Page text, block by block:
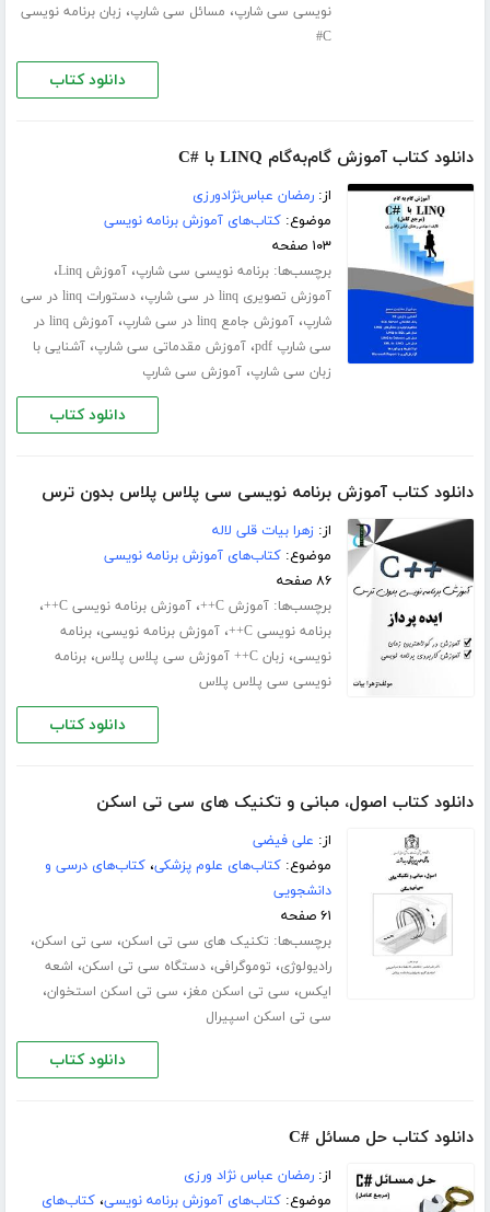
نویسی سی شارپ، مسائل سی شارپ، زبان برنامه نویسی
C#
دانلود کتاب
دانلود کتاب آموزش گام‌به‌گام LINQ با #C
از:رمضان عباس‌نژادورزی
موضوع:کتاب‌های آموزش برنامه نویسی
۱۰۳ صفحه
برچسب‌ها:برنامه نویسی سی شارپ،آموزش Linq ،
آموزش تصویری linq در سی شارپ ،
دستورات linq در سی
شارپ،آموزش جامع linq در سی شارپ ،
آموزش linq در
سی شارپ pdf
،آموزش مقدماتی سی شارپ،آشنایی با
زبان سی شارپ،آموزش سی شارپ
دانلود کتاب
دانلود کتاب آموزش برنامه نویسی سی پلاس پلاس بدون ترس
از:زهرا بیات قلی لاله
موضوع:کتاب‌های آموزش برنامه نویسی
۸۶ صفحه
برچسب‌ها:آموزش C++ ،آموزش برنامه نویسی C++ ،
برنامه نویسی C++ ،آموزش برنامه نویسی،برنامه
نویسی، زبان C++ آموزش سی پلاس پلاس ،برنامه
نویسی سی پلاس پلاس
دانلود کتاب
دانلود کتاب اصول، مبانی و تکنیک های سی تی اسکن
از: علی فیضی
موضوع:کتاب‌های علوم پزشکی،کتاب‌های درسی و
دانشجویی
۶۱ صفحه
برچسب‌ها: تکنیک های سی تی اسکن، سی تی اسکن،
رادیولوژی، توموگرافی،دستگاه سی تی اسکن، اشعه
ایکس، سی تی اسکن مغز، سی تی اسکن استخوان،
سی تی اسکن اسپیرال
دانلود کتاب
دانلود کتاب حل مسائل #C
از:رمضان عباس نژاد ورزی
موضوع:کتاب‌های آموزش برنامه نویسی،کتاب‌های